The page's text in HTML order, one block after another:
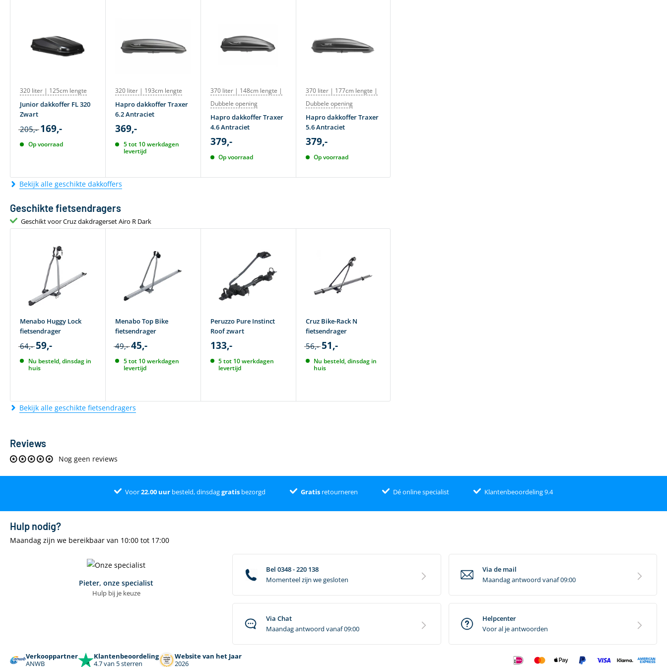
320 liter | 125cm lengte
Junior dakkoffer FL 320
Zwart
205,- 169,-
Op voorraad
320 liter | 193cm lengte
Hapro dakkoffer Traxer
6.2 Antraciet
369,-
5 tot 10 werkdagen
levertijd
370 liter | 148cm lengte |
Dubbele opening
Hapro dakkoffer Traxer
4.6 Antraciet
379,-
Op voorraad
370 liter | 177cm lengte |
Dubbele opening
Hapro dakkoffer Traxer
5.6 Antraciet
379,-
Op voorraad
Bekijk alle geschikte dakkoffers
Geschikte fietsendragers
Geschikt voor Cruz dakdragerset Airo R Dark
Menabo Huggy Lock
fietsendrager
64,- 59,-
Nu besteld, dinsdag in
huis
Menabo Top Bike
fietsendrager
49,- 45,-
5 tot 10 werkdagen
levertijd
Peruzzo Pure Instinct
Roof zwart
133,-
5 tot 10 werkdagen
levertijd
Cruz Bike-Rack N
fietsendrager
56,- 51,-
Nu besteld, dinsdag in
huis
Bekijk alle geschikte fietsendragers
Reviews
Nog geen reviews
Voor22.00uurbesteld, dinsdaggratisbezorgd Gratis retourneren Dé online specialist Klantenbeoordeling 9.4
Hulp nodig?
Maandag zijn we bereikbaar van 10:00 tot 17:00
Pieter, onze specialist
Hulp bij je keuze
Bel 0348 - 220 138
Momenteel zijn we gesloten
Via de mail
Maandag antwoord vanaf 09:00
Via Chat
Maandag antwoord vanaf 09:00
Helpcenter
Voor al je antwoorden
Verkooppartner
ANWB
Klantenbeoordeling
4.7 van 5 sterren
Website van het Jaar
2026